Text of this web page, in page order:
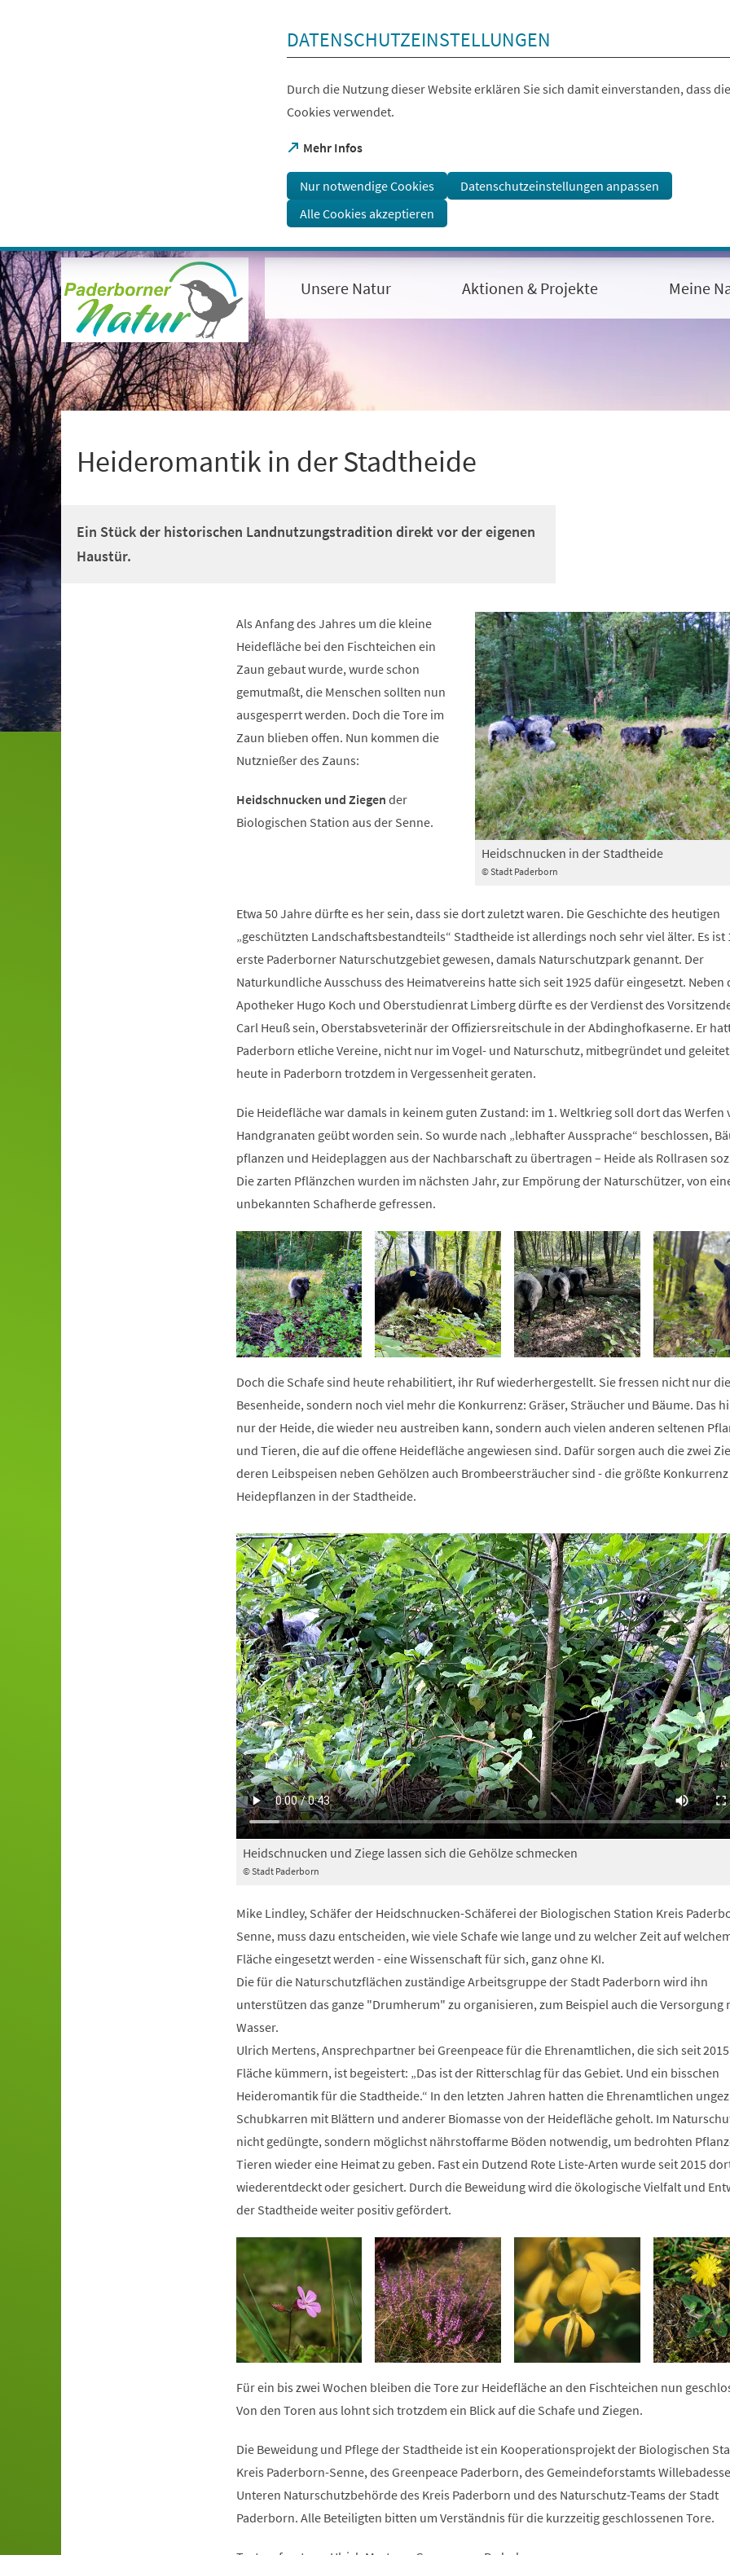
Visuelle
Assistenzsoftware
öffnen.
Mit
der
Tastatur
erreichbar
über
ALT
+
1
DATENSCHUTZEINSTELLUNGEN
Durch die Nutzung dieser Website erklären Sie sich damit einverstanden, dass
Cookies verwendet.
Mehr Infos
(Öffnet
einem
neuen
Tab)
Nur notwendige Cookies
Datenschutzeinstellungen anpassen
Alle Cookies akzeptieren
Unsere Natur Aktionen & Projekte Meine
Heideromantik in der Stadtheide
Ein Stück der historischen Landnutzungstradition direkt vor der eigenen
Haustür.
© Stadt Paderborn
Heidschnucken in der Stadtheide
Als Anfang des Jahres um die kleine
Heidefläche bei den Fischteichen ein
Zaun gebaut wurde, wurde schon
gemutmaßt, die Menschen sollten nun
ausgesperrt werden. Doch die Tore im
Zaun blieben offen. Nun kommen die
Nutznießer des Zauns:
Heidschnucken und Ziegen der
Biologischen Station aus der Senne.
Etwa 50 Jahre dürfte es her sein, dass sie dort zuletzt waren. Die Geschichte des heutigen
„geschützten Landschaftsbestandteils“ Stadtheide ist allerdings noch sehr viel älter. Es ist
erste Paderborner Naturschutzgebiet gewesen, damals Naturschutzpark genannt. Der
Naturkundliche Ausschuss des Heimatvereins hatte sich seit 1925 dafür eingesetzt. Neben
Apotheker Hugo Koch und Oberstudienrat Limberg dürfte es der Verdienst des
Carl Heuß sein, Oberstabsveterinär der Offiziersreitschule in der Abdinghofkaserne. Er
Paderborn etliche Vereine, nicht nur im Vogel- und Naturschutz, mitbegründet und
heute in Paderborn trotzdem in Vergessenheit geraten.
Die Heidefläche war damals in keinem guten Zustand: im 1. Weltkrieg soll dort das Werfen
Handgranaten geübt worden sein. So wurde nach „lebhafter Aussprache“ beschlossen,
pflanzen und Heideplaggen aus der Nachbarschaft zu übertragen – Heide als Rollrasen
Die zarten Pflänzchen wurden im nächsten Jahr, zur Empörung der Naturschützer, von
unbekannten Schafherde gefressen.
Doch die Schafe sind heute rehabilitiert, ihr Ruf wiederhergestellt. Sie fressen nicht nur die
Besenheide, sondern noch viel mehr die Konkurrenz: Gräser, Sträucher und Bäume. Das
nur der Heide, die wieder neu austreiben kann, sondern auch vielen anderen seltenen
und Tieren, die auf die offene Heidefläche angewiesen sind. Dafür sorgen auch die zwei
deren Leibspeisen neben Gehölzen auch Brombeersträucher sind - die größte
Heidepflanzen in der Stadtheide.
© Stadt Paderborn
Heidschnucken und Ziege lassen sich die Gehölze schmecken
Mike Lindley, Schäfer der Heidschnucken-Schäferei der Biologischen Station Kreis
Senne, muss dazu entscheiden, wie viele Schafe wie lange und zu welcher Zeit auf
Fläche eingesetzt werden - eine Wissenschaft für sich, ganz ohne KI.
Die für die Naturschutzflächen zuständige Arbeitsgruppe der Stadt Paderborn wird ihn
unterstützen das ganze "Drumherum" zu organisieren, zum Beispiel auch die Versorgung
Wasser.
Ulrich Mertens, Ansprechpartner bei Greenpeace für die Ehrenamtlichen, die sich seit
Fläche kümmern, ist begeistert: „Das ist der Ritterschlag für das Gebiet. Und ein bisschen
Heideromantik für die Stadtheide.“ In den letzten Jahren hatten die Ehrenamtlichen
Schubkarren mit Blättern und anderer Biomasse von der Heidefläche geholt. Im
nicht gedüngte, sondern möglichst nährstoffarme Böden notwendig, um bedrohten
Tieren wieder eine Heimat zu geben. Fast ein Dutzend Rote Liste-Arten wurde seit 2015
wiederentdeckt oder gesichert. Durch die Beweidung wird die ökologische Vielfalt und
der Stadtheide weiter positiv gefördert.
Für ein bis zwei Wochen bleiben die Tore zur Heidefläche an den Fischteichen nun
Von den Toren aus lohnt sich trotzdem ein Blick auf die Schafe und Ziegen.
Die Beweidung und Pflege der Stadtheide ist ein Kooperationsprojekt der Biologischen
Kreis Paderborn-Senne, des Greenpeace Paderborn, des Gemeindeforstamts
Unteren Naturschutzbehörde des Kreis Paderborn und des Naturschutz-Teams der Stadt
Paderborn. Alle Beteiligten bitten um Verständnis für die kurzzeitig geschlossenen Tore.